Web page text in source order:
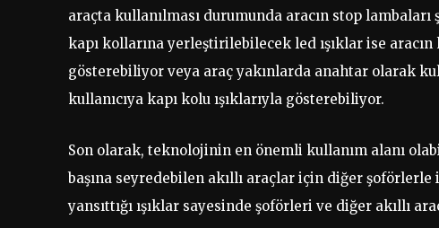
araçta kullanılması durumunda aracın stop
kapı kollarına yerleştirilebilecek led ışıklar ise aracın
gösterebiliyor veya araç yakınlarda anahtar olarak
kullanıcıya kapı kolu ışıklarıyla gösterebiliyor.
Son olarak, teknolojinin en önemli kullanım alanı
başına seyredebilen akıllı araçlar için diğer
yansıttığı ışıklar sayesinde şoförleri ve diğer akıllı